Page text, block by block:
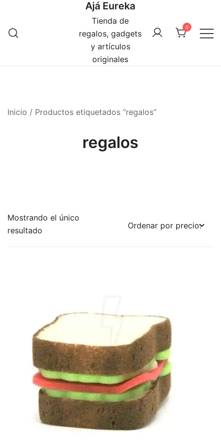
contenido
Ajá Eureka
Tienda de
regalos, gadgets
y artículos
originales
0
Inicio / Productos etiquetados “regalos”
regalos
Mostrando el único
resultado